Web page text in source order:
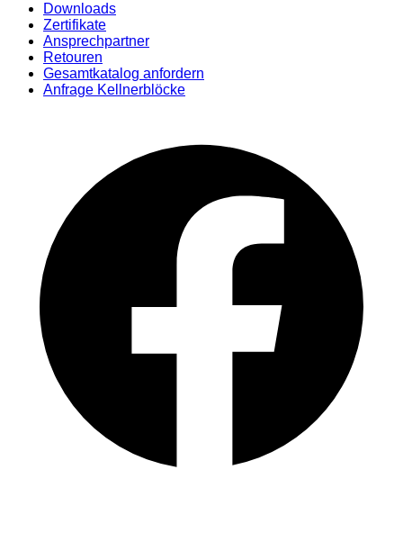
Downloads
Zertifikate
Ansprechpartner
Retouren
Gesamtkatalog anfordern
Anfrage Kellnerblöcke